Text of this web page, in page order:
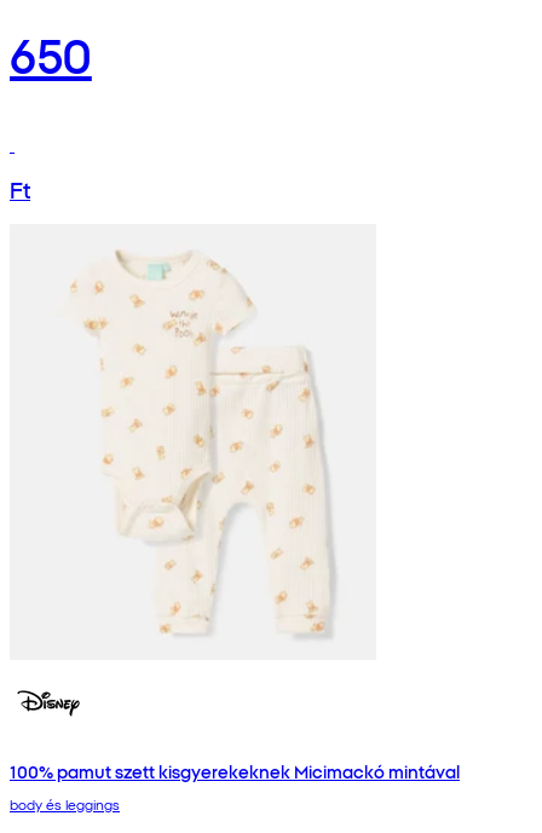
650
Ft
100% pamut szett kisgyerekeknek Micimackó mintával
body és leggings